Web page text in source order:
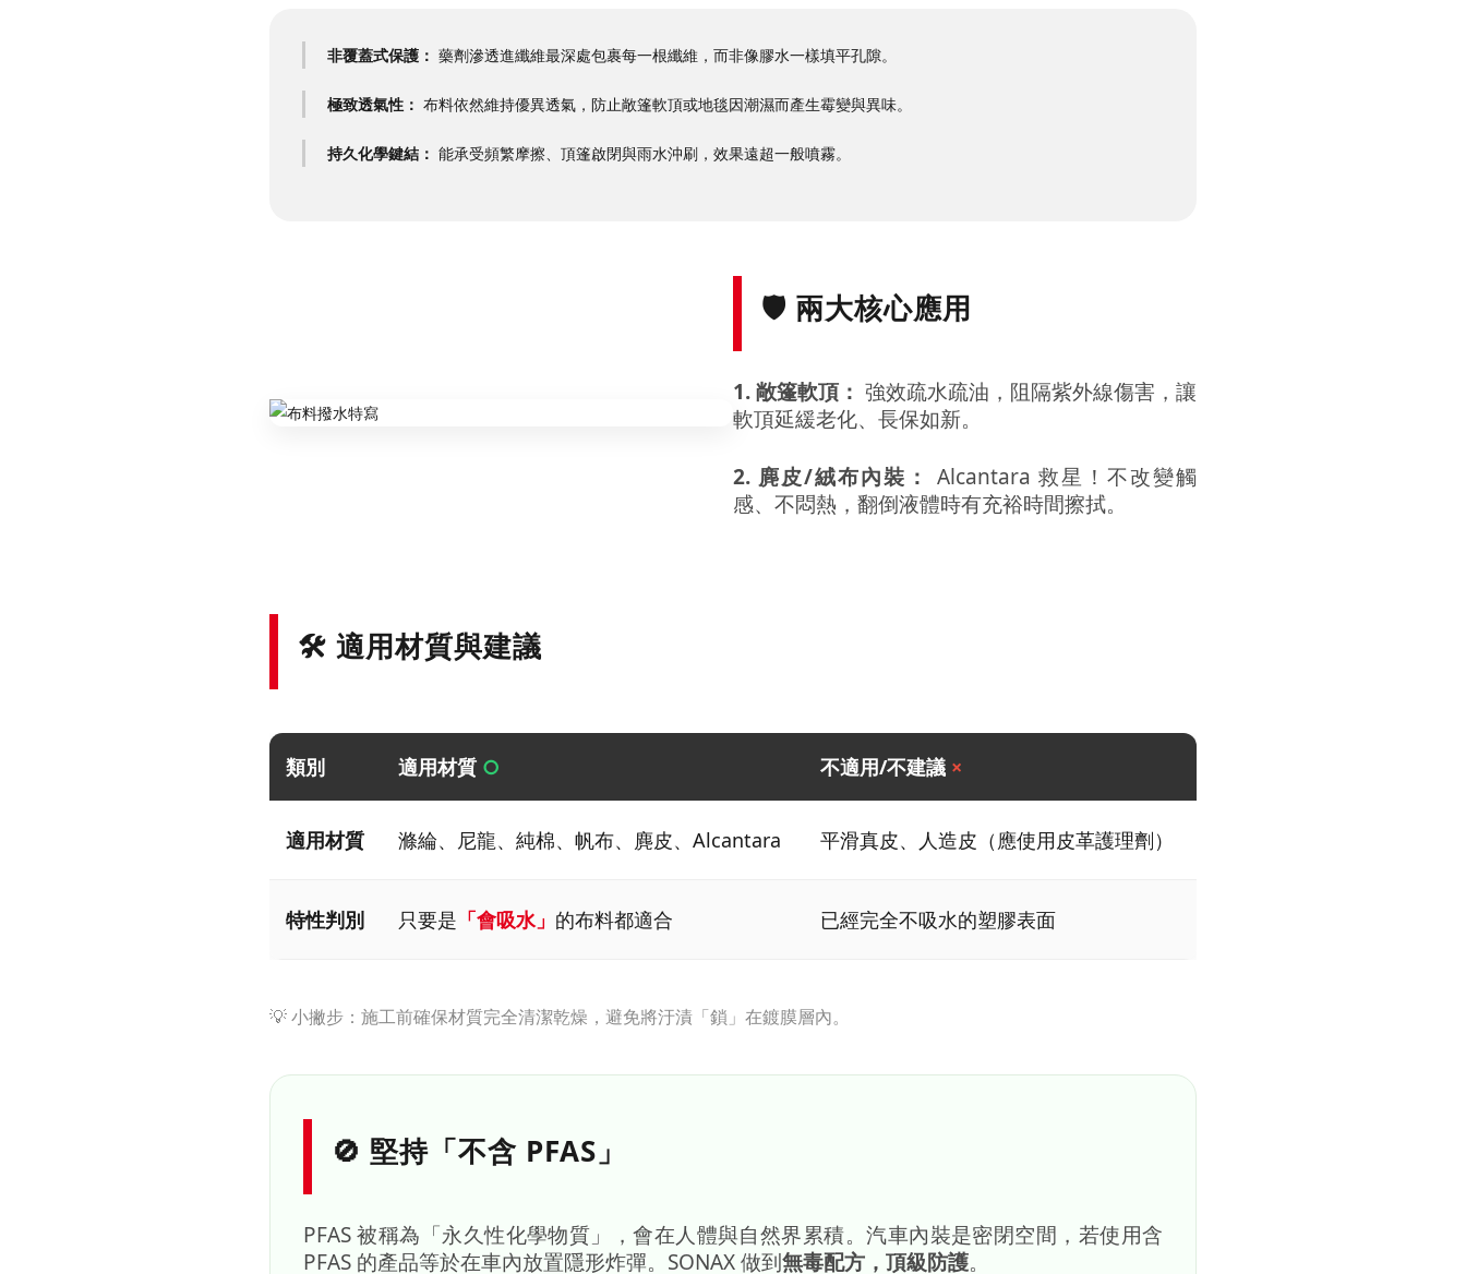
非覆蓋式保護： 藥劑滲透進纖維最深處包裹每一根纖維，而非像膠水一樣填平孔隙。
極致透氣性： 布料依然維持優異透氣，防止敞篷軟頂或地毯因潮濕而產生霉變與異味。
持久化學鍵結： 能承受頻繁摩擦、頂篷啟閉與雨水沖刷，效果遠超一般噴霧。
🛡️ 兩大核心應用
1. 敞篷軟頂： 強效疏水疏油，阻隔紫外線傷害，讓
軟頂延緩老化、長保如新。
2. 麂皮/絨布內裝：
Alcantara 救星！不改變觸
感、不悶熱，翻倒液體時有充裕時間擦拭。
🛠️ 適用材質與建議
類別 適用材質 ○ 不適用/不建議 ×
適用材質 滌綸、尼龍、純棉、帆布、麂皮、Alcantara 平滑真皮、人造皮（應使用皮革護理劑）
特性判別 只要是 「會吸水」 的布料都適合 已經完全不吸水的塑膠表面
💡 小撇步：施工前確保材質完全清潔乾燥，避免將汙漬「鎖」在鍍膜層內。
🚫 堅持「不含 PFAS」
PFAS 被稱為「永久性化學物質」，會在人體與自然界累積。汽車內裝是密閉空間，若使用含
PFAS 的產品等於在車內放置隱形炸彈。SONAX 做到無毒配方，頂級防護。